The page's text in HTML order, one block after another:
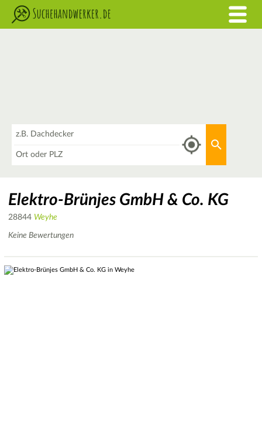
Elektro-Brünjes GmbH & Co. KG
28844 Weyhe
Keine Bewertungen